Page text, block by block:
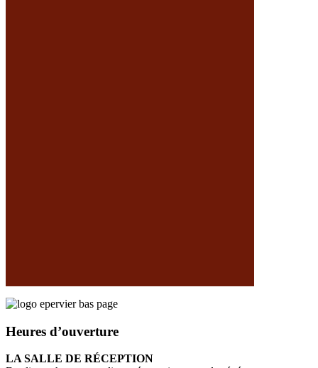
Heures d’ouverture
LA SALLE DE RÉCEPTION